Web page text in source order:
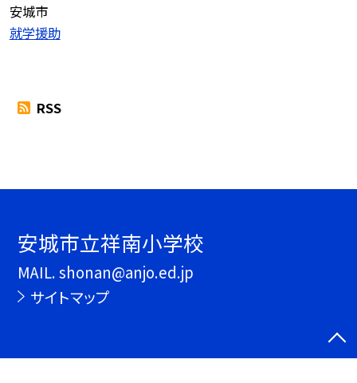
安城市
就学援助
RSS
安城市立祥南小学校
MAIL. shonan@anjo.ed.jp
サイトマップ